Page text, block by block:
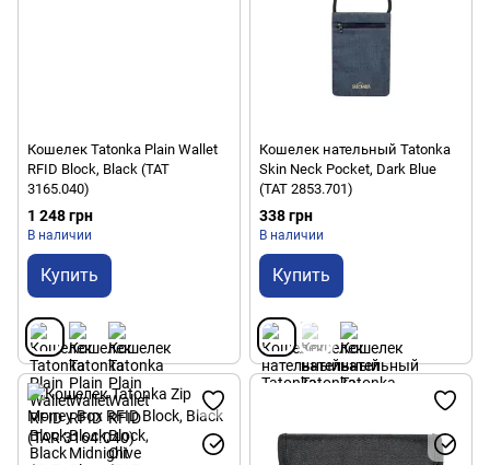
Кошелек Tatonka Plain Wallet
RFID Block, Black (TAT
3165.040)
1 248 грн
В наличии
Купить
Кошелек нательный Tatonka
Skin Neck Pocket, Dark Blue
(TAT 2853.701)
338 грн
В наличии
Купить